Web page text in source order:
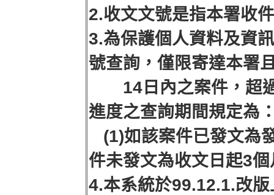
2.收文文號是指本署收
3.為保護個人資料及資
號查詢，僅限寄達本署
14日內之案件，超過
進度之查詢期間規定為
(1)如該案件已發文為
件未發文為收文日起3
4.本系統於99.12.1.改